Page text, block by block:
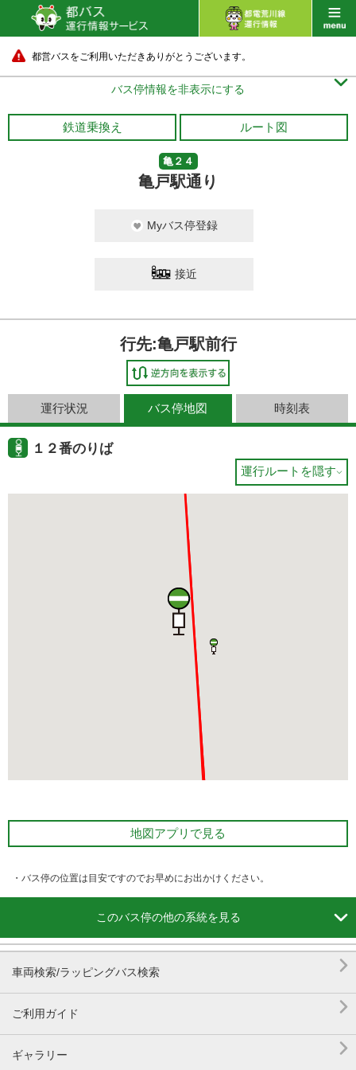
都営バスをご利用いただきありがとうございます。
バス停情報を非表示にする 
鉄道乗換え ルート図
亀２４
亀戸駅通り
Myバス停登録
接近
行先:亀戸駅前行
運行状況 バス停地図 時刻表
１２番のりば
運行ルートを隠す
地図アプリで見る
・バス停の位置は目安ですのでお早めにお出かけください。
このバス停の他の系統を見る 
車両検索/ラッピングバス検索 
ご利用ガイド 
ギャラリー 